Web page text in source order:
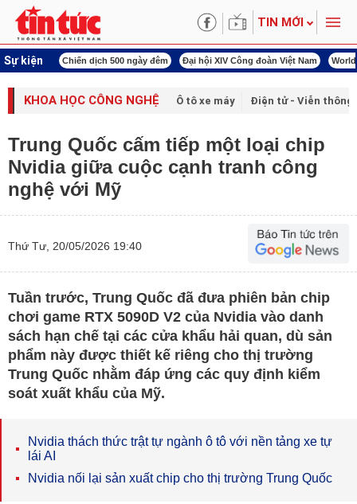
TIN MỚI
Sự kiện
mạng Chiến dịch 500 ngày đêm Đại hội XIV Công đoàn Việt Nam
KHOA HỌC CÔNG NGHỆ Ô tô xe máy Điện tử - Viễn thông
Trung Quốc cấm tiếp một loại chip
Nvidia giữa cuộc cạnh tranh công
nghệ với Mỹ
Thứ Tư, 20/05/2026 19:40
Tuần trước, Trung Quốc đã đưa phiên bản chip
chơi game RTX 5090D V2 của Nvidia vào danh
sách hạn chế tại các cửa khẩu hải quan, dù sản
phẩm này được thiết kế riêng cho thị trường
Trung Quốc nhằm đáp ứng các quy định kiểm
soát xuất khẩu của Mỹ.
Nvidia thách thức trật tự ngành ô tô với nền tảng xe tự
lái AI
Nvidia nối lại sản xuất chip cho thị trường Trung Quốc